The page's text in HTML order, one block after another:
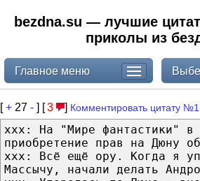
bezdna.su — лучшие
приколы из
Главное меню
[+ 27 - ] [3 ] Комментировать цитату
xxx: На "Мире фантастики" в
приобретение прав на Дюну
xxx: Всё ещё ору. Когда я
Массычу, начали делать